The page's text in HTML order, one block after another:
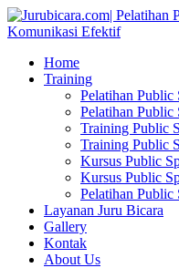
Home
Training
Pelatihan Public
Pelatihan Public
Training Public
Training Public
Kursus Public
Kursus Public
Pelatihan Public
Layanan Juru Bicara
Gallery
Kontak
About Us